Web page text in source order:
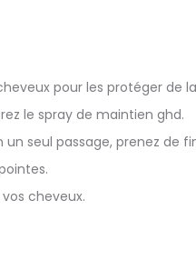
pour les protéger de la
le spray de maintien ghd.
seul passage, prenez de
cheveux.